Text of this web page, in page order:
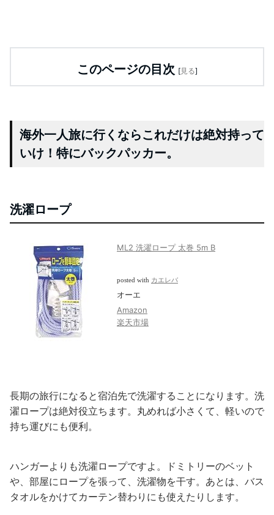
このページの目次 [見る]
海外一人旅に行くならこれだけは絶対持って
いけ！特にバックパッカー。
洗濯ロープ
ML2 洗濯ロープ 太巻 5m B
posted with カエレバ
オーエ
Amazon
楽天市場
長期の旅行になると宿泊先で洗濯することになります。洗
濯ロープは絶対役立ちます。丸めれば小さくて、軽いので
持ち運びにも便利。
ハンガーよりも洗濯ロープですよ。ドミトリーのベット
や、部屋にロープを張って、洗濯物を干す。あとは、バス
タオルをかけてカーテン替わりにも使えたりします。